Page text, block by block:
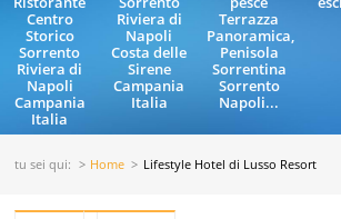
Centro
Storico
Sorrento
Riviera di
Napoli
Campania
Italia
Riviera di
Napoli
Costa delle
Sirene
Campania
Italia
Terrazza
Panoramica,
Penisola
Sorrentina
Sorrento
Napoli...
tu sei qui: Home Lifestyle Hotel di Lusso Resort